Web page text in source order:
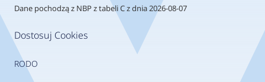
Dostosuj Cookies
RODO
Dane pochodzą z NBP z tabeli C z dnia 2026-08-07